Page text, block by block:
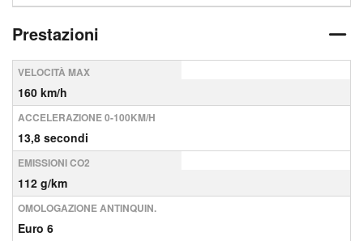
Prestazioni
VELOCITÀ MAX
160 km/h
ACCELERAZIONE 0-100KM/H
13,8 secondi
EMISSIONI CO2
112 g/km
OMOLOGAZIONE ANTINQUIN.
Euro 6